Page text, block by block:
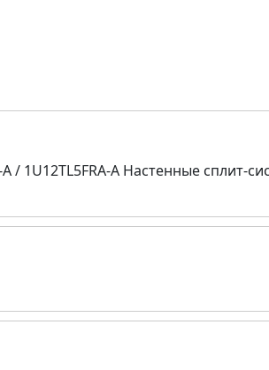
/ 1U12TL5FRA-A Настенные сплит-